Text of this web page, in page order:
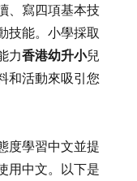
、寫四項基本技
技能。小學採取
力香港幼升小兒
和活動來吸引您
度學習中文並提
用中文。以下是